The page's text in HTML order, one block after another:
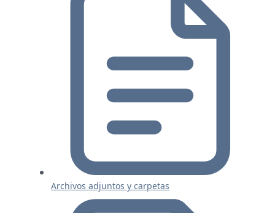
Archivos adjuntos y carpetas